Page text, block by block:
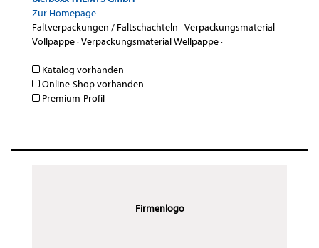
Zur Homepage
Faltverpackungen / Faltschachteln ·Verpackungsmaterial
Vollpappe·Verpackungsmaterial Wellpappe·
Katalog vorhanden
Online-Shop vorhanden
Premium-Profil
Firmenlogo